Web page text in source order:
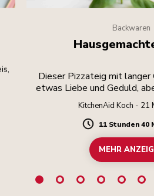
Backwaren
Dieser Pizzateig mit
etwas Liebe und Geduld,
die Mühe
KitchenAid Koch - 21
Duration
11 Stunden 40
MEHR